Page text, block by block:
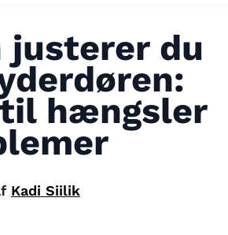
justerer du
hængsler
Kadi Siilik